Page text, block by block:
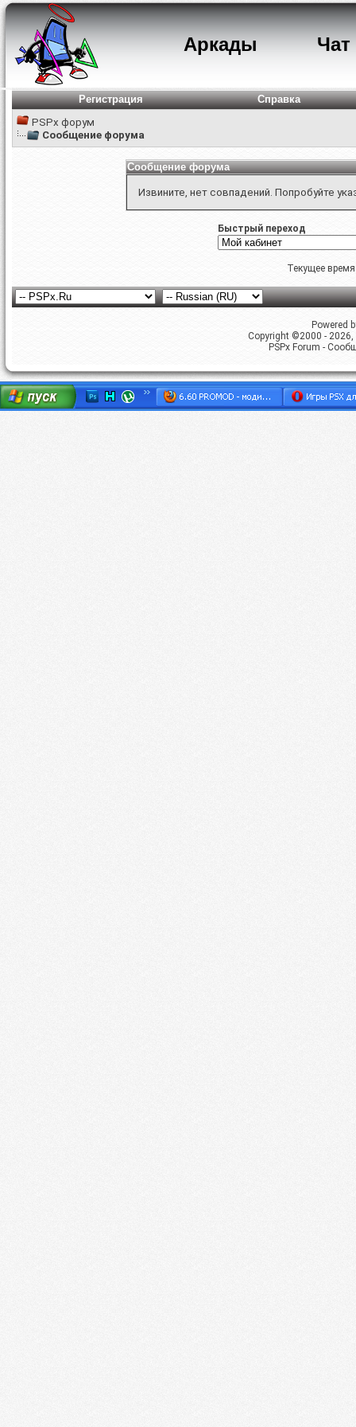
Аркады Чат
Регистрация
Справка
PSPx форум
Сообщение форума
Сообщение форума
Извините, нет совпадений. Попробуйте
Быстрый переход
Текущее
Powered
Copyright ©2000 -
PSPx Forum -